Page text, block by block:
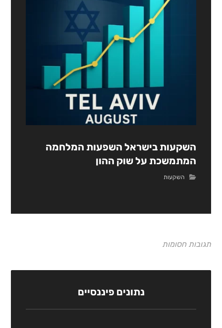
השקעות בישראל השפעות המלחמה
המתמשכת על שוק ההון
השקעות
תגובות חסומות
נתונים פיננסיים